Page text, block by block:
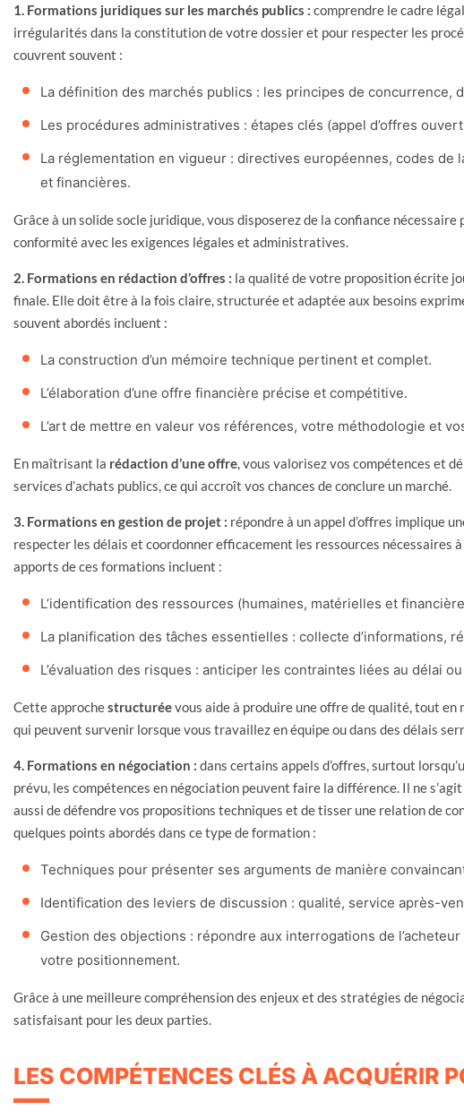
1. Formations juridiques sur les marchés publics : comprendre le cadre
irrégularités dans la constitution de votre dossier et pour respecter les
couvrent souvent :
La définition des marchés publics : les principes de concurrence,
Les procédures administratives : étapes clés (appel d’offres
La réglementation en vigueur : directives européennes, codes de
et financières.
Grâce à un solide socle juridique, vous disposerez de la confiance
conformité avec les exigences légales et administratives.
2. Formations en rédaction d’offres : la qualité de votre proposition écrite
finale. Elle doit être à la fois claire, structurée et adaptée aux besoins
souvent abordés incluent :
La construction d’un mémoire technique pertinent et complet.
L’élaboration d’une offre financière précise et compétitive.
L’art de mettre en valeur vos références, votre méthodologie et
En maîtrisant la rédaction d’une offre, vous valorisez vos compétences et
services d’achats publics, ce qui accroît vos chances de conclure un marché.
3. Formations en gestion de projet : répondre à un appel d’offres implique
respecter les délais et coordonner efficacement les ressources nécessaires
apports de ces formations incluent :
L’identification des ressources (humaines, matérielles et
La planification des tâches essentielles : collecte d’informations,
L’évaluation des risques : anticiper les contraintes liées au délai
Cette approchestructuréevous aide à produire une offre de qualité, tout en
qui peuvent survenir lorsque vous travaillez en équipe ou dans des délais
4. Formations en négociation : dans certains appels d’offres, surtout
prévu, les compétences en négociation peuvent faire la différence. Il ne
aussi de défendre vos propositions techniques et de tisser une relation de
quelques points abordés dans ce type de formation :
Techniques pour présenter ses arguments de manière
Identification des leviers de discussion : qualité, service après-
Gestion des objections : répondre aux interrogations de
votre positionnement.
Grâce à une meilleure compréhension des enjeux et des stratégies de
satisfaisant pour les deux parties.
LES COMPÉTENCES CLÉS À ACQUÉRIR